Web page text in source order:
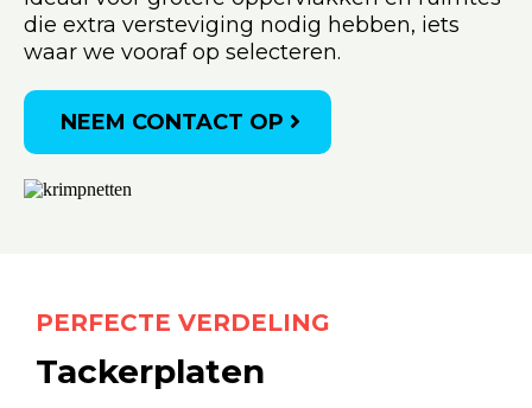
die extra versteviging nodig hebben, iets
waar we vooraf op selecteren.
NEEM CONTACT OP
PERFECTE VERDELING
Tackerplaten